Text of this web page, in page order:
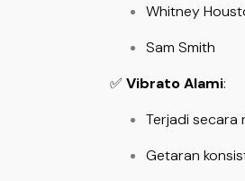
Whitney
Sam Smith
✅ Vibrato Alami:
Terjadi secara
Getaran